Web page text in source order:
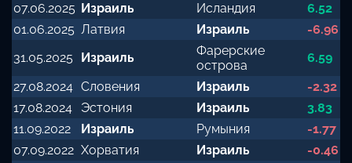
07.06.2025 Израиль Исландия
6.52
01.06.2025 Латвия Израиль
-6.96
31.05.2025
Израиль
Фарерские
острова
6.59
27.08.2024 Словения Израиль
-2.32
17.08.2024
Эстония Израиль
3.83
11.09.2022
Израиль Румыния
-1.77
07.09.2022 Хорватия Израиль
-0.46